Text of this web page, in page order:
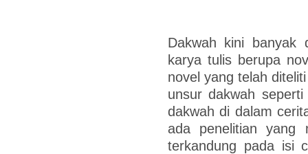
Dakwah kini banyak
karya tulis berupa
novel yang telah
unsur dakwah
dakwah di dalam
ada penelitian yang
terkandung pada isi